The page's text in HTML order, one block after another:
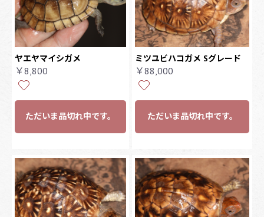
ヤエヤマイシガメ
￥8,800
ただいま品切れ中です。
ミツユビハコガメ Sグレード
￥88,000
ただいま品切れ中です。